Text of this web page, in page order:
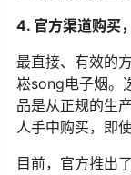
4. 官方渠道购买
最直接、有效的
崧song电子烟。
品是从正规的生
人手中购买，即
目前，官方推出